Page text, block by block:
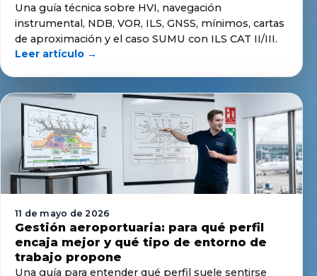
Una guía técnica sobre HVI, navegación
instrumental, NDB, VOR, ILS, GNSS, mínimos, cartas
de aproximación y el caso SUMU con ILS CAT II/III.
Leer artículo →
11 de mayo de 2026
Gestión aeroportuaria: para qué perfil
encaja mejor y qué tipo de entorno de
trabajo propone
Una guía para entender qué perfil suele sentirse